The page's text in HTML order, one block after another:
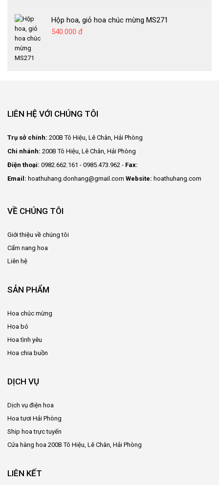
Hộp hoa, giỏ hoa chúc mừng MS271
540.000 đ
LIÊN HỆ VỚI CHÚNG TÔI
Trụ sở chính: 200B Tô Hiệu, Lê Chân, Hải Phòng
Chi nhánh: 200B Tô Hiệu, Lê Chân, Hải Phòng
Điện thoại: 0982.662.161 - 0985.473.962 - Fax:
Email: hoathuhang.donhang@gmail.com Website: hoathuhang.com
VỀ CHÚNG TÔI
Giới thiệu về chúng tôi
Cẩm nang hoa
Liên hệ
SẢN PHẨM
Hoa chúc mừng
Hoa bó
Hoa tình yêu
Hoa chia buồn
DỊCH VỤ
Dịch vụ điện hoa
Hoa tươi Hải Phòng
Ship hoa trực tuyến
Cửa hàng hoa 200B Tô Hiệu, Lê Chân, Hải Phòng
LIÊN KẾT